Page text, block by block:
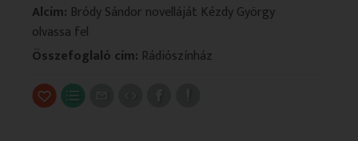
Alcím: Bródy Sándor novelláját Kézdy György
olvassa fel
Összefoglaló cím: Rádiószínház